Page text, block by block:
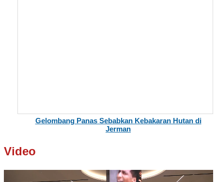
Gelombang Panas Sebabkan Kebakaran Hutan di
Jerman
Video